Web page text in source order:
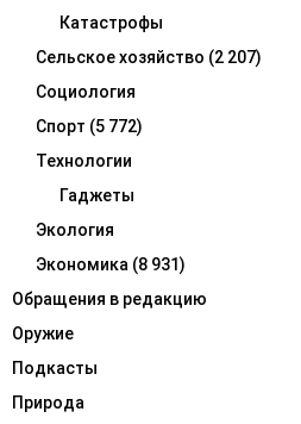
Катастрофы
Сельское хозяйство (2 207)
Социология
Спорт (5 772)
Технологии
Гаджеты
Экология
Экономика (8 931)
Обращения в редакцию
Оружие
Подкасты
Природа